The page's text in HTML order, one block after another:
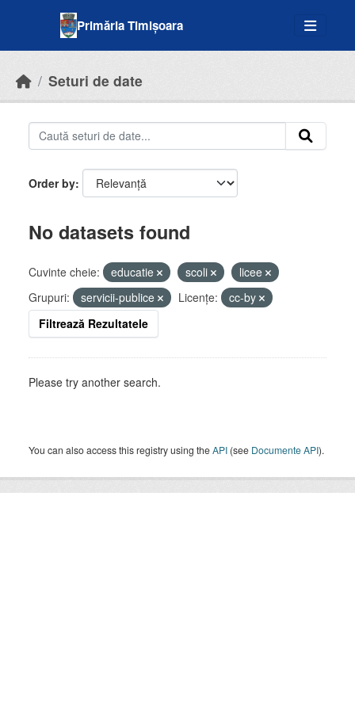
Primăria Timișoara
Seturi de date
Order by
No datasets found
Cuvinte cheie: educatie scoli
licee
Grupuri:
servicii-publice Licenţe:
cc-by
Filtrează Rezultatele
Please try another search.
You can also access this registry using theAPI (see Documente API).